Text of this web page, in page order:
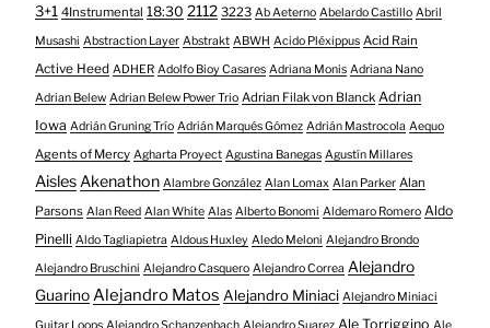
3+1 4Instrumental 18:30 2112 3223 Ab Aeterno Abelardo Castillo Abril
Musashi Abstraction Layer Abstrakt ABWH Acido Pléxippus Acid Rain
Active Heed ADHER Adolfo Bioy Casares Adriana Monis Adriana Nano
Adrian Belew Adrian Belew Power Trio Adrian Filak von Blanck Adrian
Iowa Adrián Gruning Trío Adrián Marqués Gómez Adrián Mastrocola Aequo
Agents of Mercy Agharta Proyect Agustina Banegas Agustín Millares
AislesAkenathon Alambre González Alan Lomax Alan Parker Alan
Parsons Alan Reed Alan White Alas Alberto Bonomi Aldemaro Romero Aldo
Pinelli Aldo Tagliapietra Aldous Huxley Aledo Meloni Alejandro Brondo
Alejandro Bruschini Alejandro Casquero Alejandro Correa Alejandro
GuarinoAlejandro Matos Alejandro Miniaci Alejandro Miniaci
Guitar Loops Alejandro Schanzenbach Alejandro Suarez Ale Torriggino Ale